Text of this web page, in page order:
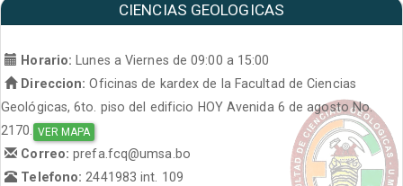
CIENCIAS GEOLOGICAS
Horario: Lunes a Viernes de 09:00 a 15:00
Direccion: Oficinas de kardex de la Facultad de Ciencias
Geológicas, 6to. piso del edificio HOY Avenida 6 de agosto No.
2170. VER MAPA
Correo:prefa.fcq@umsa.bo
Telefono:2441983 int. 109